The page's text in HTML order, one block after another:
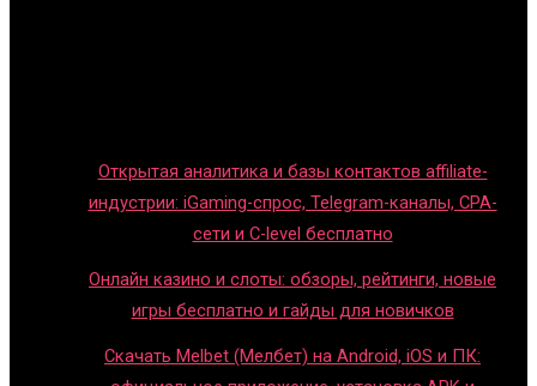
Открытая аналитика и базы контактов affiliate-
индустрии: iGaming-спрос, Telegram-каналы, CPA-
сети и C-level бесплатно
Онлайн казино и слоты: обзоры, рейтинги, новые
игры бесплатно и гайды для новичков
Скачать Melbet (Мелбет) на Android, iOS и ПК: